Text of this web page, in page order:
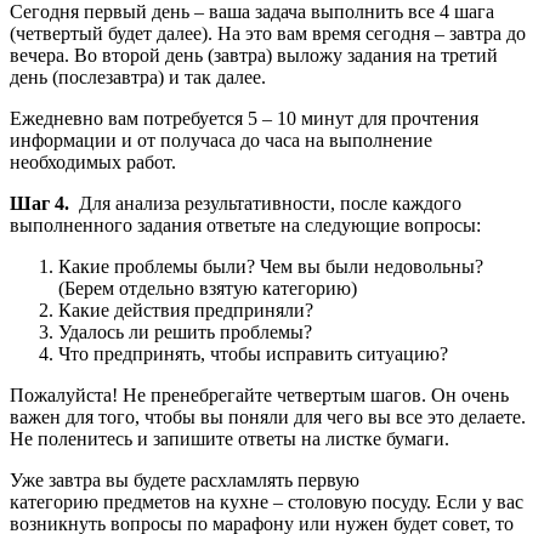
Сегодня первый день – ваша задача выполнить все 4 шага
(четвертый будет далее). На это вам время сегодня – завтра до
вечера. Во второй день (завтра) выложу задания на третий
день (послезавтра) и так далее.
Ежедневно вам потребуется 5 – 10 минут для прочтения
информации и от получаса до часа на выполнение
необходимых работ.
Шаг 4. Для анализа результативности, после каждого
выполненного задания ответьте на следующие вопросы:
Какие проблемы были? Чем вы были недовольны?
(Берем отдельно взятую категорию)
Какие действия предприняли?
Удалось ли решить проблемы?
Что предпринять, чтобы исправить ситуацию?
Пожалуйста! Не пренебрегайте четвертым шагов. Он очень
важен для того, чтобы вы поняли для чего вы все это делаете.
Не поленитесь и запишите ответы на листке бумаги.
Уже завтра вы будете расхламлять первую
категорию предметов на кухне – столовую посуду. Если у вас
возникнуть вопросы по марафону или нужен будет совет, то